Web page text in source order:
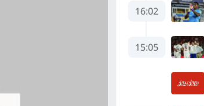
16:02
15:05